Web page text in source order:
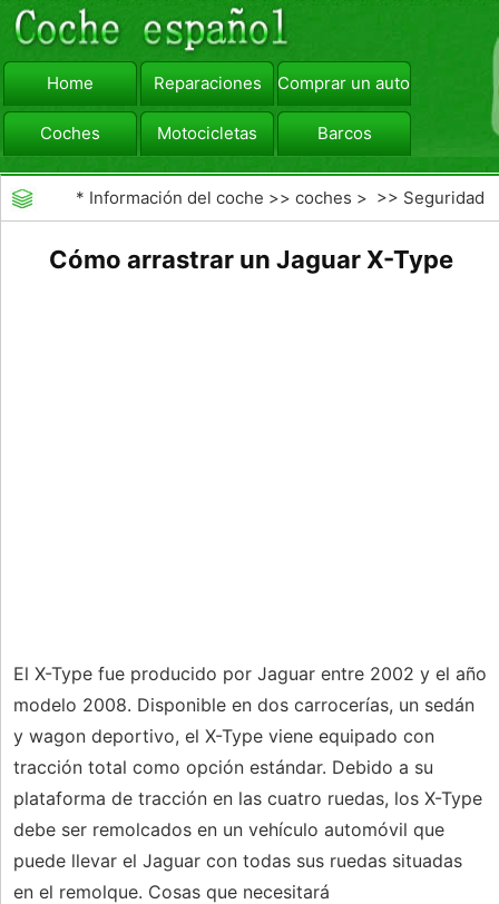
Home Reparaciones Comprar un automóvil
Coches Motocicletas Barcos
viajar Camiones
* Información del coche >>coches > >> Seguridad
Cómo arrastrar un Jaguar X-Type
El X-Type fue producido por Jaguar entre 2002 y el año
modelo 2008. Disponible en dos carrocerías, un sedán
y wagon deportivo, el X-Type viene equipado con
tracción total como opción estándar. Debido a su
plataforma de tracción en las cuatro ruedas, los X-Type
debe ser remolcados en un vehículo automóvil que
puede llevar el Jaguar con todas sus ruedas situadas
en el remolque. Cosas que necesitará